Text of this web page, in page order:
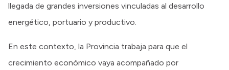
llegada de grandes inversiones vinculadas al desarrollo
energético, portuario y productivo.
En este contexto, la Provincia trabaja para que el
crecimiento económico vaya acompañado por